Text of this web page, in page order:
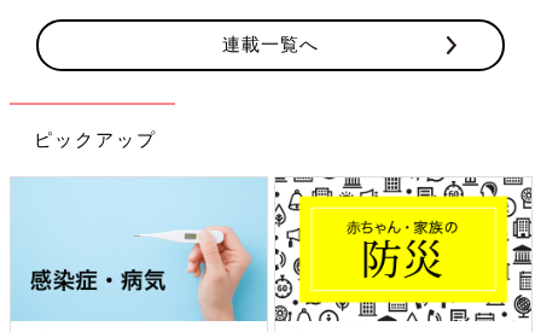
連載一覧へ
ピックアップ